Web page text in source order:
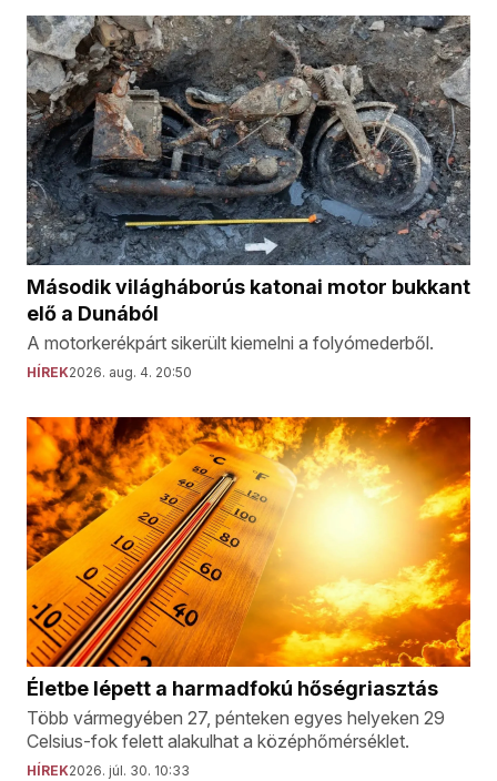
Második világháborús katonai motor bukkant
elő a Dunából
A motorkerékpárt sikerült kiemelni a folyómederből.
HÍREK2026. aug. 4. 20:50
Életbe lépett a harmadfokú hőségriasztás
Több vármegyében 27, pénteken egyes helyeken 29
Celsius-fok felett alakulhat a középhőmérséklet.
HÍREK2026. júl. 30. 10:33